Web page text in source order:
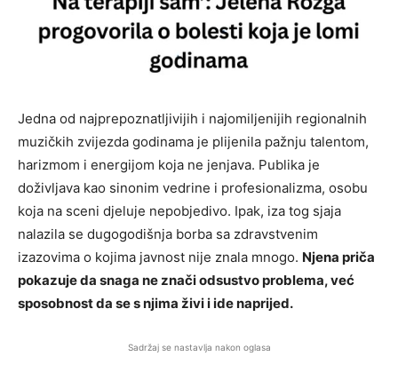
Jedna od najprepoznatljivijih i najomiljenijih regionalnih
muzičkih zvijezda godinama je plijenila pažnju talentom,
harizmom i energijom koja ne jenjava. Publika je
doživljava kao sinonim vedrine i profesionalizma, osobu
koja na sceni djeluje nepobjedivo. Ipak, iza tog sjaja
nalazila se dugogodišnja borba sa zdravstvenim
izazovima o kojima javnost nije znala mnogo. Njena priča
pokazuje da snaga ne znači odsustvo problema, već
sposobnost da se s njima živi i ide naprijed.
Sadržaj se nastavlja nakon oglasa